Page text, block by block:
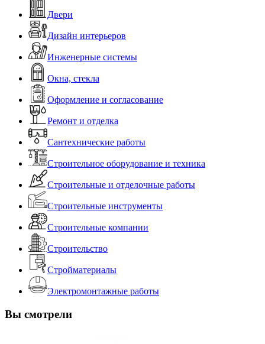
Двери
Дизайн интерьеров
Инженерные системы
Окна, стекла
Оформление и согласование
Ремонт и отделка
Сантехнические работы
Строительное оборудование и техника
Строительные и отделочные работы
Строительные инструменты
Строительные компании
Строительство
Стройматериалы
Электромонтажные работы
Вы смотрели